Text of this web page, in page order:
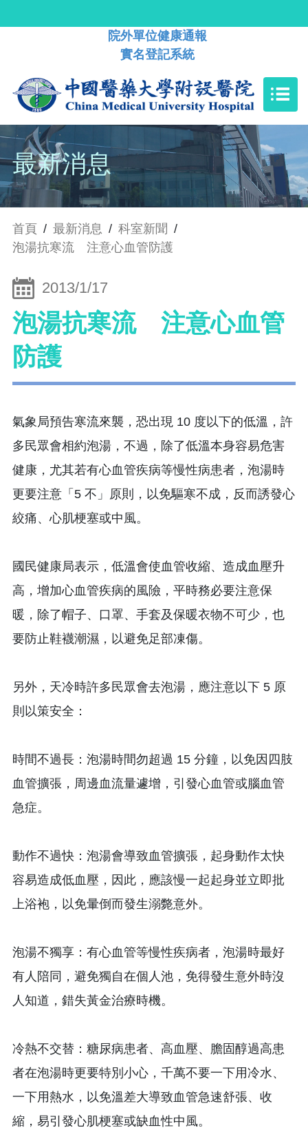
院外單位健康通報
實名登記系統
最新消息
首頁 / 最新消息 / 科室新聞 /
泡湯抗寒流 注意心血管防護
2013/1/17
泡湯抗寒流 注意心血管
防護
氣象局預告寒流來襲，恐出現 10 度以下的低溫，許
多民眾會相約泡湯，不過，除了低溫本身容易危害
健康，尤其若有心血管疾病等慢性病患者，泡湯時
更要注意「5 不」原則，以免驅寒不成，反而誘發心
絞痛、心肌梗塞或中風。
國民健康局表示，低溫會使血管收縮、造成血壓升
高，增加心血管疾病的風險，平時務必要注意保
暖，除了帽子、口罩、手套及保暖衣物不可少，也
要防止鞋襪潮濕，以避免足部凍傷。
另外，天冷時許多民眾會去泡湯，應注意以下 5 原
則以策安全：
時間不過長：泡湯時間勿超過 15 分鐘，以免因四肢
血管擴張，周邊血流量遽增，引發心血管或腦血管
急症。
動作不過快：泡湯會導致血管擴張，起身動作太快
容易造成低血壓，因此，應該慢一起起身並立即批
上浴袍，以免暈倒而發生溺斃意外。
泡湯不獨享：有心血管等慢性疾病者，泡湯時最好
有人陪同，避免獨自在個人池，免得發生意外時沒
人知道，錯失黃金治療時機。
冷熱不交替：糖尿病患者、高血壓、膽固醇過高患
者在泡湯時更要特別小心，千萬不要一下用冷水、
一下用熱水，以免溫差大導致血管急速舒張、收
縮，易引發心肌梗塞或缺血性中風。